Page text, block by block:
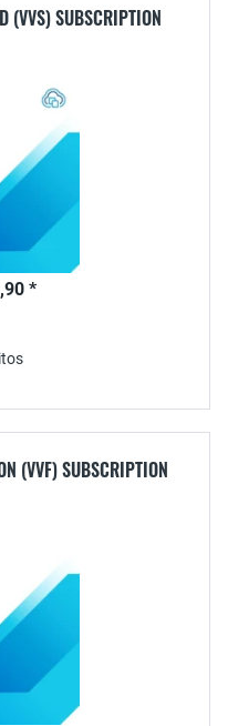
(VVS) SUBSCRIPTION
*
(VVF) SUBSCRIPTION